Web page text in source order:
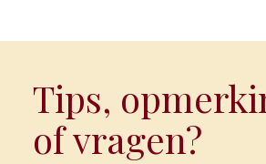
Tips,
of vragen?